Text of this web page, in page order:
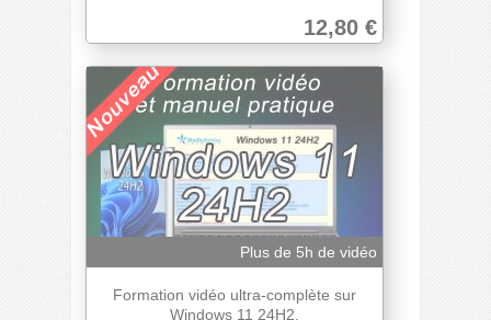
12,80 €
Plus de 5h de vidéo
Formation vidéo ultra-complète sur
Windows 11 24H2.